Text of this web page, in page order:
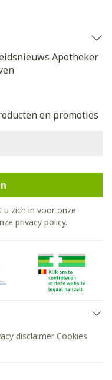
Apotheker
en promoties
zich in voor onze
privacy policy.
disclaimer Cookies